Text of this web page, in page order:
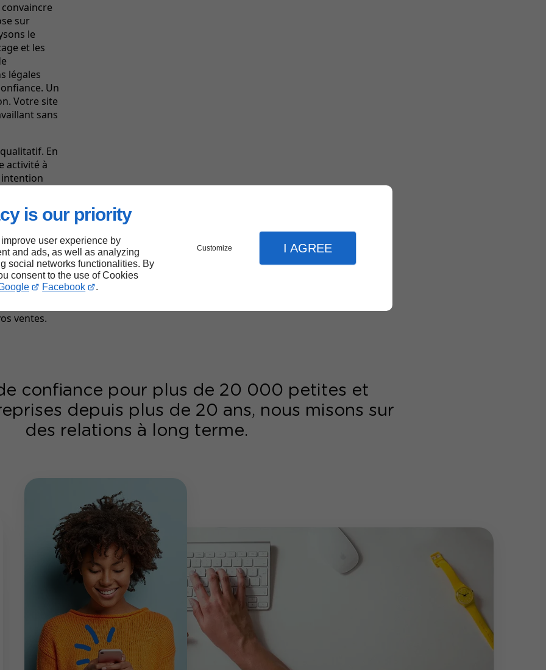
is our priority
user experience by
and ads, as well as analyzing
social networks functionalities. By
consent to the use of Cookies
Facebook .
Customize I AGREE
sur
le
et les
légales
Un
Votre site
sans
En
activité à
qualifiés.
contact.
ciblé et
en chiffre
à Candiac
ventes.
confiance pour plus de 20 000 petites et
depuis plus de 20 ans, nous misons sur
des relations à long terme.